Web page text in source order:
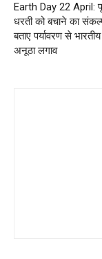
Earth Day 22 April:
धरती को बचाने का
बताए पर्यावरण से
अनूठा लगाव